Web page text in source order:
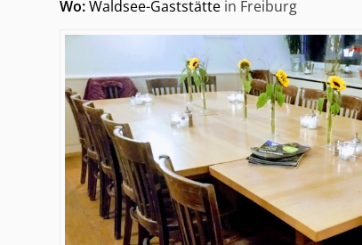
Wo:Waldsee-Gaststätte in Freiburg